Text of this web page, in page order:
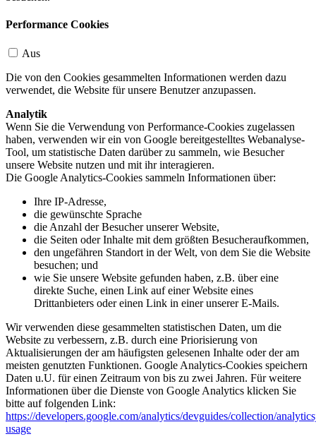
Performance Cookies
Aus
Die von den Cookies gesammelten Informationen werden dazu
verwendet, die Website für unsere Benutzer anzupassen.
Analytik
Wenn Sie die Verwendung von Performance-Cookies zugelassen
haben, verwenden wir ein von Google bereitgestelltes Webanalyse-
Tool, um statistische Daten darüber zu sammeln, wie Besucher
unsere Website nutzen und mit ihr interagieren.
Die Google Analytics-Cookies sammeln Informationen über:
Ihre IP-Adresse,
die gewünschte Sprache
die Anzahl der Besucher unserer Website,
die Seiten oder Inhalte mit dem größten Besucheraufkommen,
den ungefähren Standort in der Welt, von dem Sie die Website
besuchen; und
wie Sie unsere Website gefunden haben, z.B. über eine
direkte Suche, einen Link auf einer Website eines
Drittanbieters oder einen Link in einer unserer E-Mails.
Wir verwenden diese gesammelten statistischen Daten, um die
Website zu verbessern, z.B. durch eine Priorisierung von
Aktualisierungen der am häufigsten gelesenen Inhalte oder der am
meisten genutzten Funktionen. Google Analytics-Cookies speichern
Daten u.U. für einen Zeitraum von bis zu zwei Jahren. Für weitere
Informationen über die Dienste von Google Analytics klicken Sie
bitte auf folgenden Link:
https://developers.google.com/analytics/devguides/collection/
usage